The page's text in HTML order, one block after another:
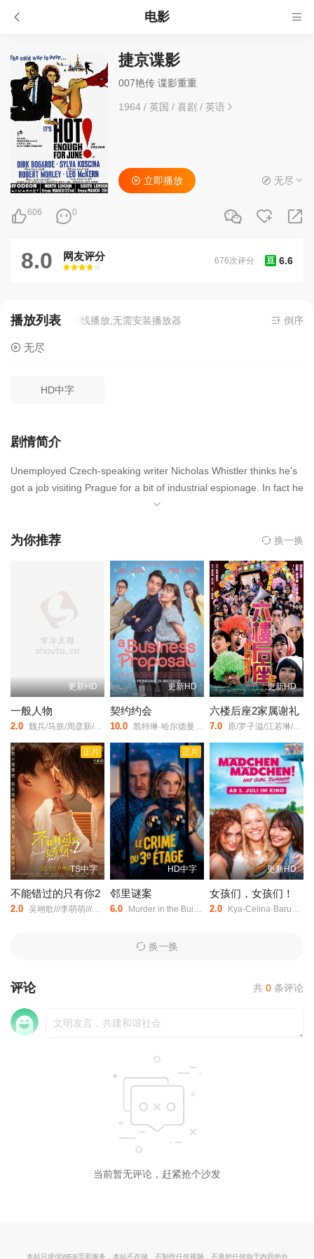
电影
捷京谍影
007艳传 谍影重重
1964 / 英国 / 喜剧/ 英语
606 0
立即播放 无尽
8.0 网友评分
很差
较差还行推荐力荐
豆 6.6
676次评分
播放列表
源来源无尽- 在线播放,无需安装播放器 倒序
无尽
HD中字
剧情简介
Unemployed Czech-speaking writer Nicholas Whistler thinks he's
got a job visiting Prague for a bit of industrial espionage. In fact he
is now in the employ of British Intelligence. His pretty chauffeuse o
Czech agent. Just as well she's immediately attracted to 007's un
为你推荐 换一换
更新HD
一般人物
2.0 魏兵/马朕/周彦新/刘尚奎/
更新HD
契约约会
10.0 凯特琳·哈尔德曼/艾丽尔·塔图姆/Abidzar·Al·Ghifari/
更新HD
六楼后座2家属谢礼
7.0 原/罗子溢/江若琳/陆永/郑诗君/曾志伟/林嘉欣/卢巧音/周俊伟/
正片
TS中字
不能错过的只有你2
2.0 吴翊歌///李萌萌///杨业明///刘流///陶红///赵熙玥///黄品沅///赵晋///田东霖///赵汉军///王彩平/
正片
HD中字
邻里谜案
6.0 Murder in the Building/Bazaar/
更新HD
女孩们，女孩们！
2.0 Kya-Celina·Barucki/Julia·Novohradsky/Nhung·Hong/
换一换
评论 共 0 条评论
当前暂无评论，赶紧抢个沙发
本站只提供WEB页面服务，本站不存储、不制作任何视频，不承担任何由于内容的合